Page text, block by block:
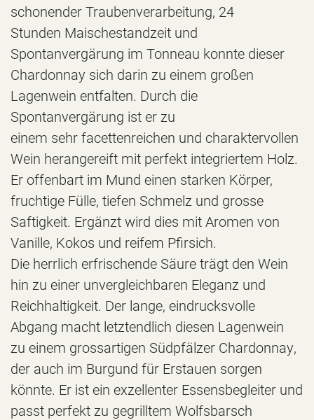
schonender Traubenverarbeitung, 24
Stunden Maischestandzeit und
Spontanvergärung im Tonneau konnte dieser
Chardonnay sich darin zu einem großen
Lagenwein entfalten. Durch die
Spontanvergärung ist er zu
einem sehr facettenreichen und charaktervollen
Wein herangereift mit perfekt integriertem Holz.
Er offenbart im Mund einen starken Körper,
fruchtige Fülle, tiefen Schmelz und grosse
Saftigkeit. Ergänzt wird dies mit Aromen von
Vanille, Kokos und reifem Pfirsich.
Die herrlich erfrischende Säure trägt den Wein
hin zu einer unvergleichbaren Eleganz und
Reichhaltigkeit. Der lange, eindrucksvolle
Abgang macht letztendlich diesen Lagenwein
zu einem grossartigen Südpfälzer Chardonnay,
der auch im Burgund für Erstauen sorgen
könnte. Er ist ein exzellenter Essensbegleiter und
passt perfekt zu gegrilltem Wolfsbarsch